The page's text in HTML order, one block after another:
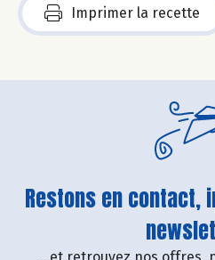
Imprimer la recette
Restons en contact,